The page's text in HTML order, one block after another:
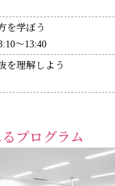
を学ぼう
～13:40
を理解しよう
プログラム